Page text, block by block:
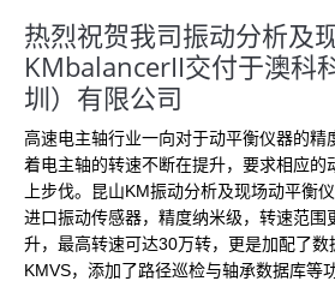
热烈祝贺我司振动分析及
KMbalancerII交付于澳科
圳）有限公司
高速电主轴行业一向对于动平衡仪器的精
着电主轴的转速不断在提升，要求相应的
上步伐。昆山KM振动分析及现场动平衡
进口振动传感器，精度纳米级，转速范围
升，最高转速可达30万转，更是加配了数
KMVS，添加了路径巡检与轴承数据库等